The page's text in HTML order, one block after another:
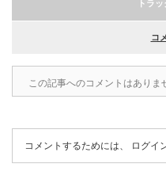
トラ
コ
この記事へのコメントはありま
コメントするためには、 ログイ